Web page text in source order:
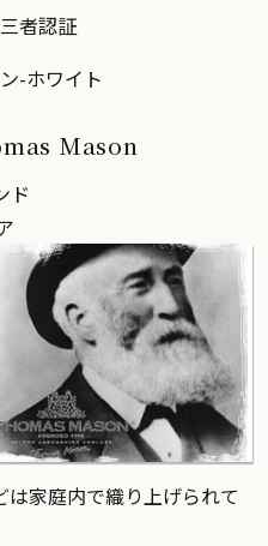
者認証
Mason
ド
家庭内で織り上げられて